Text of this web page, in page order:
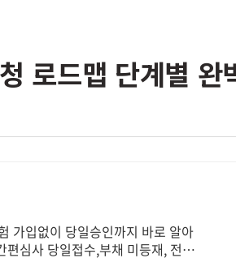
로드맵 단계별 완
가입없이 당일승인까지 바로 알아
심사 당일접수,부채 미등재, 전액